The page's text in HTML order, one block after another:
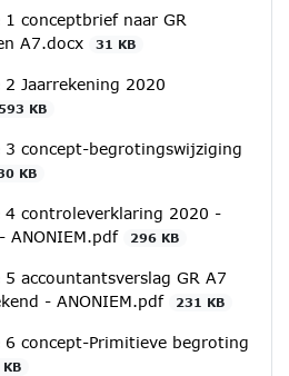
conceptbrief naar GR
A7.docx
31 KB
Jaarrekening 2020
KB
3 concept-begrotingswijziging
KB
4 controleverklaring 2020 -
ANONIEM.pdf
296 KB
accountantsverslag GR A7
- ANONIEM.pdf
231 KB
concept-Primitieve begroting